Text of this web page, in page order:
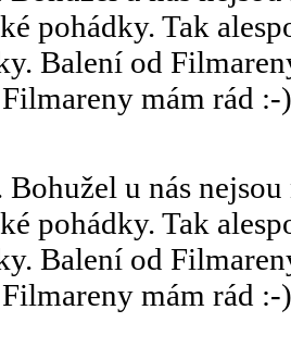
pohádky. Tak
Balení od
mám rád :-)
u nás
pohádky. Tak
Balení od
mám rád :-)